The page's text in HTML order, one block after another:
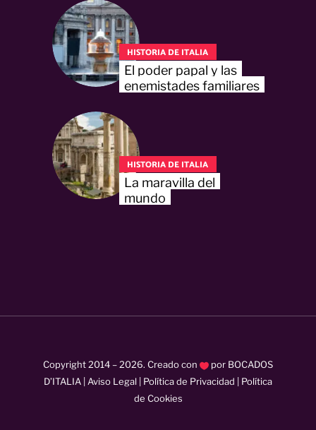
HISTORIA DE ITALIA
El poder papal y las
enemistades familiares
HISTORIA DE ITALIA
La maravilla del
mundo
Copyright 2014 –2026. Creado con por BOCADOS
D’ITALIA Aviso Legal Política de Privacidad
Política
de Cookies